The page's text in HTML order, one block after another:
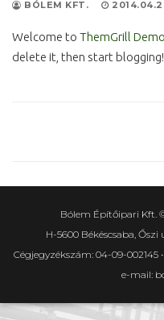
BÓLEM KFT.
Welcome to ThemGrill Demo
delete it, then start blogging!
Bólem Építőipari Kft.
H-5600 Békéscsaba, Őszi
Cégjegyzékszám: 04-09-002145
e-mail: